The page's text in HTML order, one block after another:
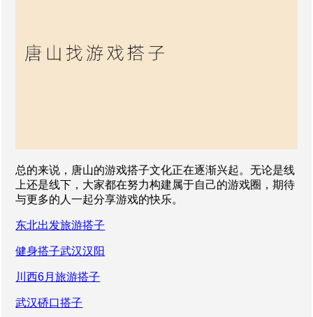
总的来说，唐山的游戏搭子文化正在逐渐兴起。无论是线
上还是线下，大家都在努力构建属于自己的游戏圈，期待
与更多的人一起分享游戏的快乐。
东北出发旅游搭子
健身搭子武汉汉阳
川西6月旅游搭子
武汉硚口搭子